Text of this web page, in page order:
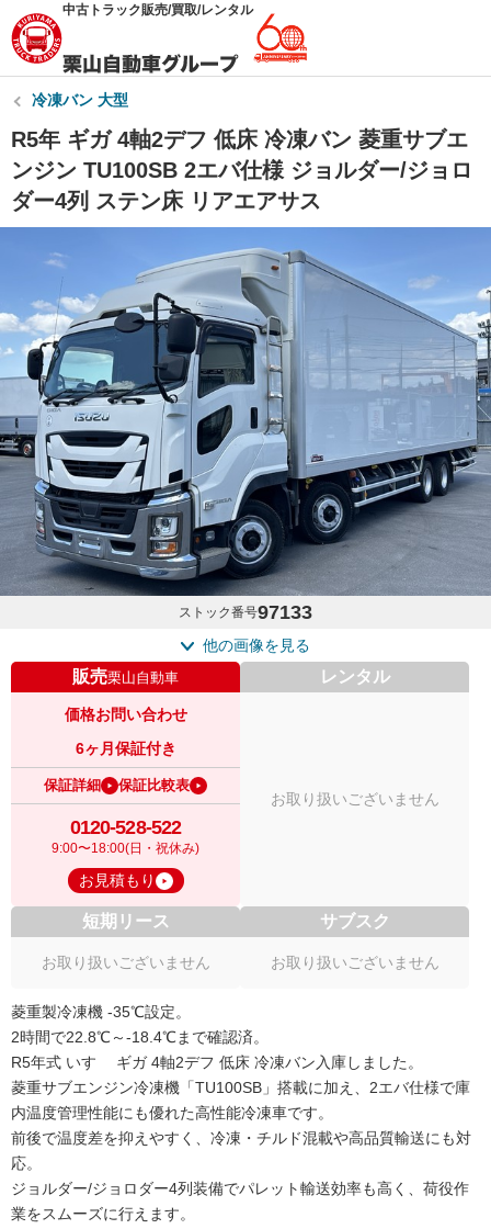
中古トラック販売/買取/レンタル
冷凍バン 大型
R5年 ギガ 4軸2デフ 低床 冷凍バン 菱重サブエ
ンジン TU100SB 2エバ仕様 ジョルダー/ジョロ
ダー4列 ステン床 リアエアサス
ストック番号97133
他の画像を見る
販売栗山自動車
価格お問い合わせ
6ヶ月保証付き
保証詳細 保証比較表
0120-528-522
9:00〜18:00(日・祝休み)
お見積もり
レンタル
お取り扱いございません
短期リース
お取り扱いございません
サブスク
お取り扱いございません
菱重製冷凍機 -35℃設定。
2時間で22.8℃～-18.4℃まで確認済。
R5年式 いすゞ ギガ 4軸2デフ 低床 冷凍バン入庫しました。
菱重サブエンジン冷凍機「TU100SB」搭載に加え、2エバ仕様で庫
内温度管理性能にも優れた高性能冷凍車です。
前後で温度差を抑えやすく、冷凍・チルド混載や高品質輸送にも対
応。
ジョルダー/ジョロダー4列装備でパレット輸送効率も高く、荷役作
業をスムーズに行えます。